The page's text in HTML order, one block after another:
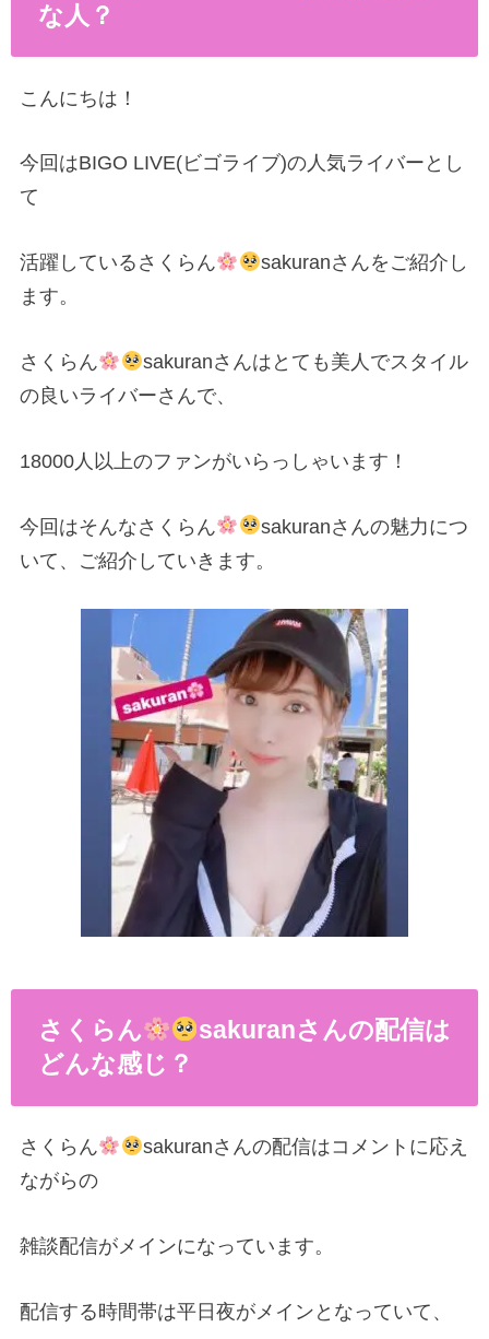
な人？
こんにちは！
今回はBIGO LIVE(ビゴライブ)の人気ライバーとし
て
活躍しているさくらん
sakuranさんをご紹介し
ます。
さくらん
sakuranさんはとても美人でスタイル
の良いライバーさんで、
18000人以上のファンがいらっしゃいます！
今回はそんなさくらん
sakuranさんの魅力につ
いて、ご紹介していきます。
さくらん
sakuranさんの配信は
どんな感じ？
さくらん
sakuranさんの配信はコメントに応え
ながらの
雑談配信がメインになっています。
配信する時間帯は平日夜がメインとなっていて、